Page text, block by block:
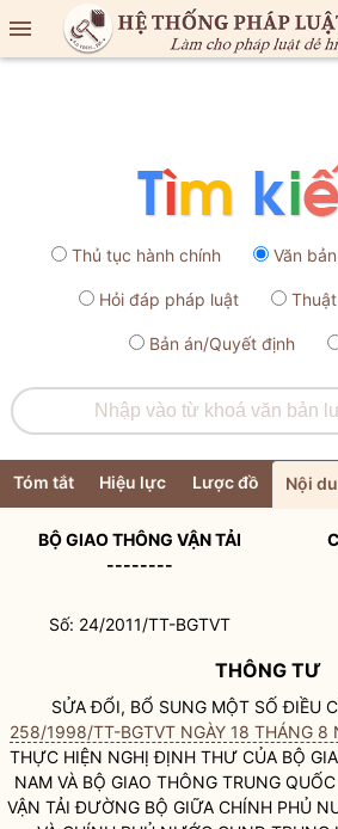

Thủ tục hành chính Văn
Hỏi đáp pháp luật
Bản án/Quyết định
Tóm tắt Hiệu lực Lược đồ Nội
BỘ GIAO THÔNG VẬN TẢI
--------
Số: 24/2011/TT-BGTVT
THÔNG TƯ
SỬA ĐỔI, BỔ SUNG MỘT SỐ ĐIỀU
258/1998/TT-BGTVT NGÀY 18 THÁNG 8
THỰC HIỆN NGHỊ ĐỊNH THƯ CỦA BỘ
NAM VÀ BỘ GIAO THÔNG TRUNG
VẬN TẢI ĐƯỜNG BỘ GIỮA CHÍNH PHỦ